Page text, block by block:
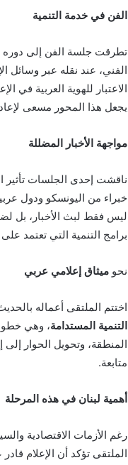
الفن في خدمة التنمية
تطرقت جلسة الفن إلى دوره
الفني، عند نقله عبر وسائل
الاعتبار للهوية العربية في
يجعل هذا المحور مسعى
مواجهة الأخبار المضللة
ناقشت إحدى الجلسات تأثير
خبراء من اليونسكو ودول
ليس فقط لبث الأخبار، بل
برامج التنمية التي تعتمد
نحو ميثاق إعلامي عربي
اختتم الملتقى أعماله
التنمية المستدامة، وهي خطوة
المنطقة، وتحويل الحوار إلى
متابعة.
أهمية لبنان في هذه المرحلة
رغم الأزمات الاقتصادية
الملتقى تؤكد أن الإعلام